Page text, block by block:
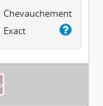
Chevauchement
Exact